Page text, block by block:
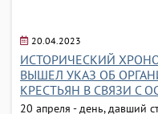
20.04.2023
ИСТОРИЧЕСКИЙ
ВЫШЕЛ УКАЗ ОБ
КРЕСТЬЯН В СВЯЗИ С
20 апреля - день, давший